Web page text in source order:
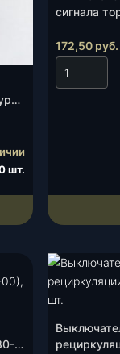
шт.
сигнала
3720030-
172,50 руб.